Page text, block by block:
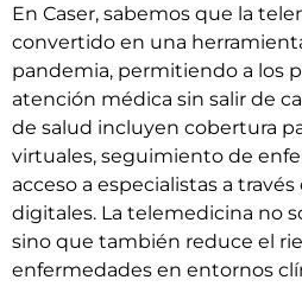
En Caser, sabemos que la
convertido en una
pandemia, permitiendo a los
atención médica sin salir de
de salud incluyen cobertura
virtuales, seguimiento de
acceso a especialistas a
digitales. La telemedicina no
sino que también reduce el
enfermedades en entornos